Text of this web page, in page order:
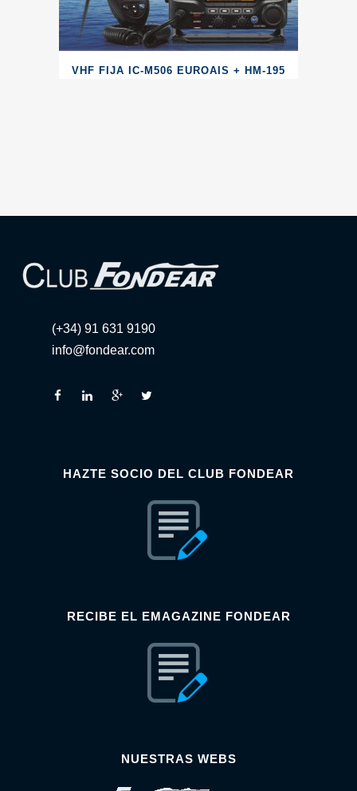
VHF FIJA IC-M506 EUROAIS + HM-195
(+34) 91 631 9190
info@fondear.com
HAZTE SOCIO DEL CLUB FONDEAR
RECIBE EL EMAGAZINE FONDEAR
NUESTRAS WEBS